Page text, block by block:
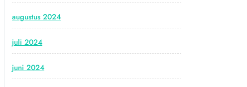
augustus 2024
juli 2024
juni 2024